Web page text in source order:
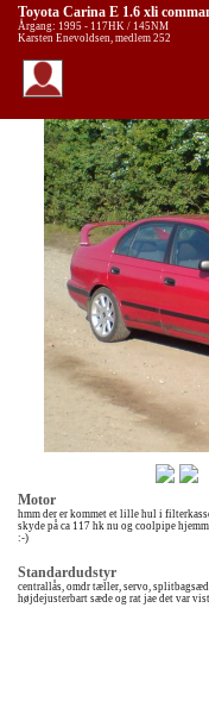
Toyota Carina E 1.6 xli
Årgang: 1995 - 117HK / 145NM
Karsten Enevoldsen, medlem 252
Motor
hmm der er kommet et lille hul i
skyde på ca 117 hk nu og coolpipe
:-)
Standardudstyr
centrallås, omdr tæller, servo,
højdejusterbart sæde og rat jae det var